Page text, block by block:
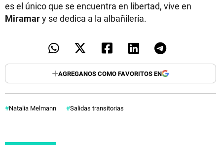
es el único que se encuentra en libertad, vive en
Miramary se dedica a la albañilería.
AGREGANOS COMO FAVORITOS EN
Natalia Melmann Salidas transitorias